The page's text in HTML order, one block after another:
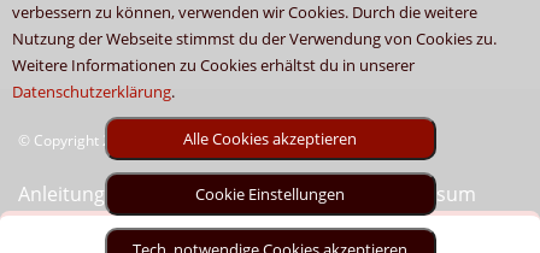
verbessern zu können, verwenden wir Cookies. Durch die weitere
Nutzung der Webseite stimmst du der Verwendung von Cookies zu.
Weitere Informationen zu Cookies erhältst du in unserer
Datenschutzerklärung.
Alle Cookies akzeptieren
Cookie Einstellungen
© Copyright 2026 - Boni.tv / Cashback & Gutscheine
Anleitung Sitemap Kontakt Unser Impressum